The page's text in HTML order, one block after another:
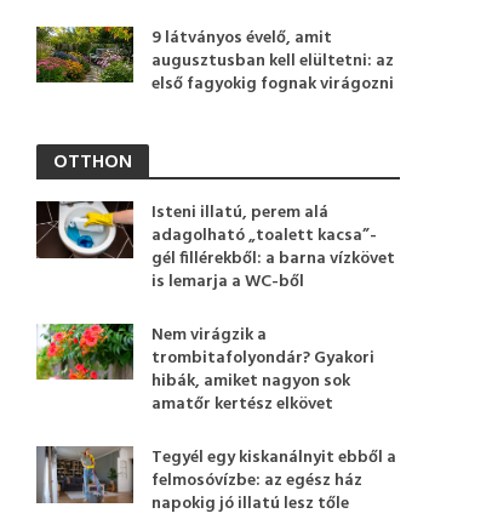
9 látványos évelő, amit
augusztusban kell elültetni: az
első fagyokig fognak virágozni
OTTHON
Isteni illatú, perem alá
adagolható „toalett kacsa”-
gél fillérekből: a barna vízkövet
is lemarja a WC-ből
Nem virágzik a
trombitafolyondár? Gyakori
hibák, amiket nagyon sok
amatőr kertész elkövet
Tegyél egy kiskanálnyit ebből a
felmosóvízbe: az egész ház
napokig jó illatú lesz tőle